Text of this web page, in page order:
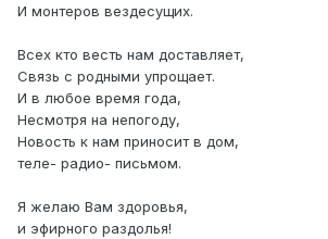
И монтеров вездесущих.
Всех кто весть нам доставляет,
Связь с родными упрощает.
И в любое время года,
Несмотря на непогоду,
Новость к нам приносит в дом,
теле- радио- письмом.
Я желаю Вам здоровья,
и эфирного раздолья!